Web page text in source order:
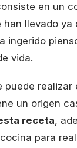
en un
llevado
vida.
puede
un origen
receta,
para